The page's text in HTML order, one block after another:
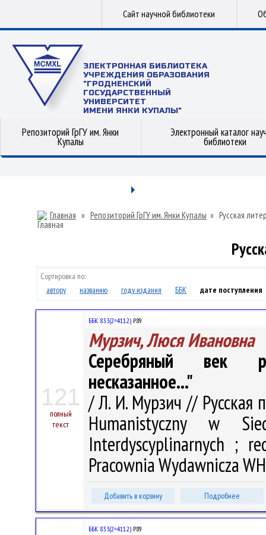
Сайт научной библиотеки
ЭЛЕКТРОННАЯ БИБЛИОТЕКА
УЧРЕЖДЕНИЯ ОБРАЗОВАНИЯ
"ГРОДНЕНСКИЙ
ГОСУДАРСТВЕННЫЙ
УНИВЕРСИТЕТ
ИМЕНИ ЯНКИ КУПАЛЫ"
Репозиторий ГрГУ им. Янки
Купалы
Электронный каталог
библиотеки
Главная » Репозиторий ГрГУ им. Янки Купалы » Русская
Сортировка по:
автору
названию году издания ББК дате поступления
121
полный
текст
ББК 83.3(2=411.2) Р89
Мурзич, Люся Ивановна
Серебряный век
несказанное..."
/ Л. И. Мурзич // Русская
Humanistyczny w
Interdyscyplinarnych ;
Pracownia Wydawnicza
Добавить в корзину Подробнее
ББК 83.3(2=411.2) Р89